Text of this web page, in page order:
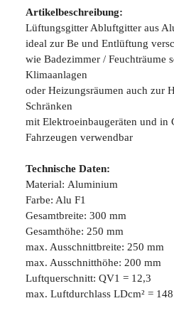
Artikelbeschreibung:
Lüftungsgitter Abluftgitter aus
ideal zur Be und Entlüftung
wie Badezimmer / Feuchträume
Klimaanlagen
oder Heizungsräumen auch zur
Schränken
mit Elektroeinbaugeräten und in
Fahrzeugen verwendbar
Technische Daten:
Material: Aluminium
Farbe: Alu F1
Gesamtbreite: 300 mm
Gesamthöhe: 250 mm
max. Ausschnittbreite: 250 mm
max. Ausschnitthöhe: 200 mm
Luftquerschnitt: QV1 = 12,3
max. Luftdurchlass LDcm² = 148